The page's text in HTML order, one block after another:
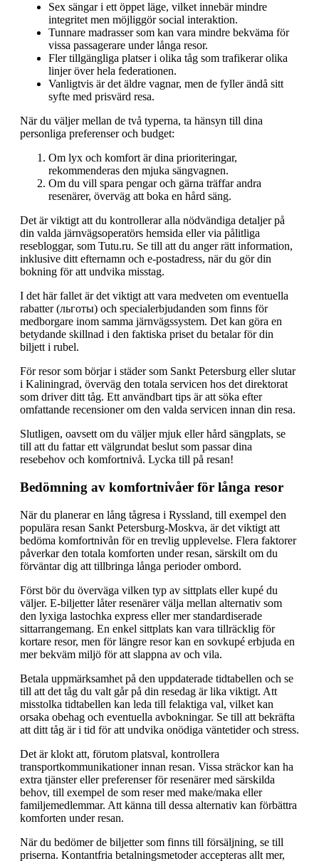
Sex sängar i ett öppet läge, vilket innebär mindre
integritet men möjliggör social interaktion.
Tunnare madrasser som kan vara mindre bekväma för
vissa passagerare under långa resor.
Fler tillgängliga platser i olika tåg som trafikerar olika
linjer över hela federationen.
Vanligtvis är det äldre vagnar, men de fyller ändå sitt
syfte med prisvärd resa.
När du väljer mellan de två typerna, ta hänsyn till dina
personliga preferenser och budget:
Om lyx och komfort är dina prioriteringar,
rekommenderas den mjuka sängvagnen.
Om du vill spara pengar och gärna träffar andra
resenärer, överväg att boka en hård säng.
Det är viktigt att du kontrollerar alla nödvändiga detaljer på
din valda järnvägsoperatörs hemsida eller via pålitliga
resebloggar, som Tutu.ru. Se till att du anger rätt information,
inklusive ditt efternamn och e-postadress, när du gör din
bokning för att undvika misstag.
I det här fallet är det viktigt att vara medveten om eventuella
rabatter (льготы) och specialerbjudanden som finns för
medborgare inom samma järnvägssystem. Det kan göra en
betydande skillnad i den faktiska priset du betalar för din
biljett i rubel.
För resor som börjar i städer som Sankt Petersburg eller slutar
i Kaliningrad, överväg den totala servicen hos det direktorat
som driver ditt tåg. Ett användbart tips är att söka efter
omfattande recensioner om den valda servicen innan din resa.
Slutligen, oavsett om du väljer mjuk eller hård sängplats, se
till att du fattar ett välgrundat beslut som passar dina
resebehov och komfortnivå. Lycka till på resan!
Bedömning av komfortnivåer för långa resor
När du planerar en lång tågresa i Ryssland, till exempel den
populära resan Sankt Petersburg-Moskva, är det viktigt att
bedöma komfortnivån för en trevlig upplevelse. Flera faktorer
påverkar den totala komforten under resan, särskilt om du
förväntar dig att tillbringa långa perioder ombord.
Först bör du överväga vilken typ av sittplats eller kupé du
väljer. E-biljetter låter resenärer välja mellan alternativ som
den lyxiga lastochka express eller mer standardiserade
sittarrangemang. En enkel sittplats kan vara tillräcklig för
kortare resor, men för längre resor kan en sovkupé erbjuda en
mer bekväm miljö för att slappna av och vila.
Betala uppmärksamhet på den uppdaterade tidtabellen och se
till att det tåg du valt går på din resedag är lika viktigt. Att
misstolka tidtabellen kan leda till felaktiga val, vilket kan
orsaka obehag och eventuella avbokningar. Se till att bekräfta
att ditt tåg är i tid för att undvika onödiga väntetider och stress.
Det är klokt att, förutom platsval, kontrollera
transportkommunikationer innan resan. Vissa sträckor kan ha
extra tjänster eller preferenser för resenärer med särskilda
behov, till exempel de som reser med make/maka eller
familjemedlemmar. Att känna till dessa alternativ kan förbättra
komforten under resan.
När du bedömer de biljetter som finns till försäljning, se till
priserna. Kontantfria betalningsmetoder accepteras allt mer,